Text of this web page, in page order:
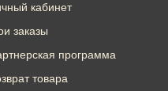
кабинет
заказы
программа
товара